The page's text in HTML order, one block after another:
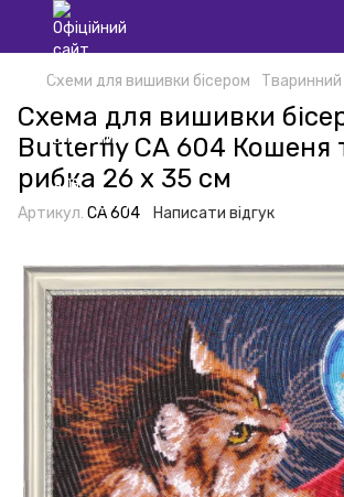
Схеми для вишивки бісером Тваринний
Схема для вишивки
Butterfly СА 604 Кошеня
рибка 26 х 35 см
Артикул: СА 604 Написати відгук